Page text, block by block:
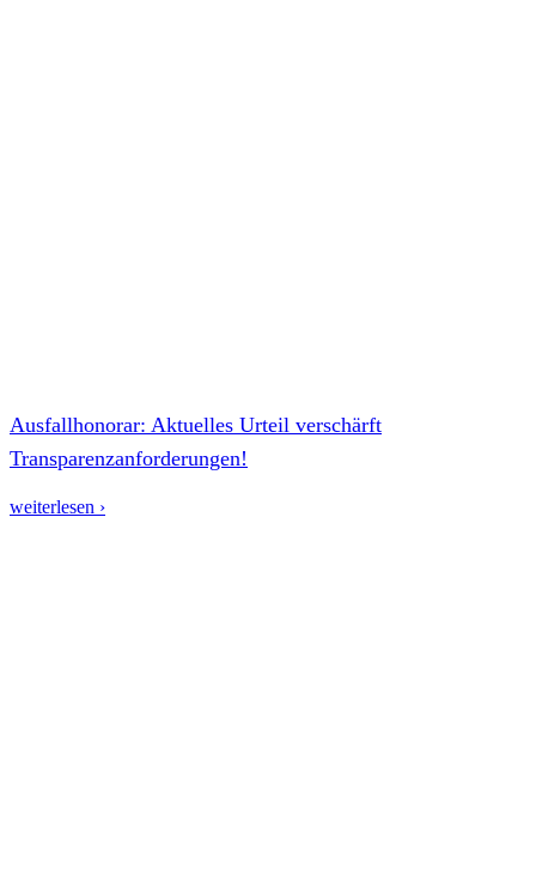
Ausfallhonorar: Aktuelles Urteil verschärft
Transparenzanforderungen!
weiterlesen ›